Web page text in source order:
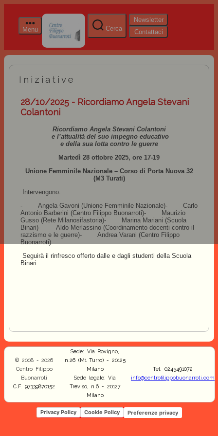
Menu Cerca
Newsletter
Contattaci
Iniziative
28/10/2025 - Ricordiamo Angela Stevani
Colantoni
Ricordiamo Angela Stevani Colantoni
e l’attualità del suo impegno educativo
e della sua lotta contro le guerre
Martedì 28 ottobre 2025, ore 17-19
Unione Femminile Nazionale – Corso di Porta Nuova 32
(M3 Turati)
Intervengono:
-
Angela Gavoni (Unione Femminile Nazionale)-
Carlo
Antonio Barberini (Centro Filippo Buonarroti)-
Maurizio
Gusso (Rete Milanosifastoria)-
Marina Mariani (Scuola
Binari)-
Aldo Merlassino (Coordinamento docenti contro il
razzismo e le guerre)-
Andrea Varani (Centro Filippo
Buonarroti)
Seguirà il rinfresco offerto dalle e dagli studenti della Scuola
Binari
© 2008 - 2026
Centro Filippo
Buonarroti
C.F. 97339870152
Sede: Via Rovigno,
n.26 (M1 Turro) - 20125
Milano
Sede legale: Via
Treviso, n.6 - 20127
Milano
Tel. 0245491072
info@centrofilippobuonarroti.com
Privacy Policy Cookie Policy Preferenze privacy